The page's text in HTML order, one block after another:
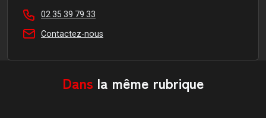
02 35 39 79 33
Contactez-nous
Dans la même rubrique